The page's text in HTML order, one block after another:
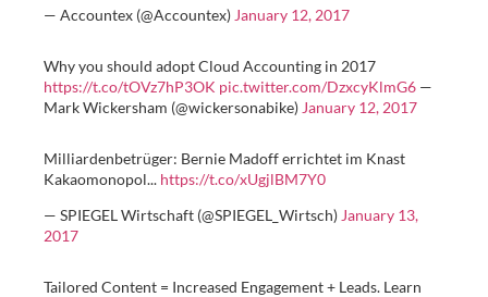
— Accountex (@Accountex) January 12, 2017
Why you should adopt Cloud Accounting in 2017
https://t.co/tOVz7hP3OK pic.twitter.com/DzxcyKlmG6 —
Mark Wickersham (@wickersonabike) January 12, 2017
Milliardenbetrüger: Bernie Madoff errichtet im Knast
Kakaomonopol... https://t.co/xUgjlBM7Y0
— SPIEGEL Wirtschaft (@SPIEGEL_Wirtsch)January 13,
2017
Tailored Content = Increased Engagement + Leads. Learn